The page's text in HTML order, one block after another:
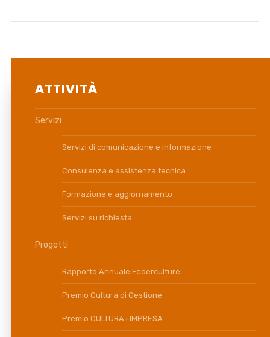
ATTIVITÀ
Servizi
Servizi di comunicazione e informazione
Consulenza e assistenza tecnica
Formazione e aggiornamento
Servizi su richiesta
Progetti
Rapporto Annuale Federculture
Premio Cultura di Gestione
Premio CULTURA+IMPRESA